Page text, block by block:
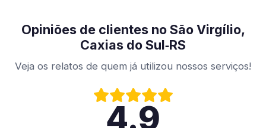
Opiniões de clientes no São Virgílio,
Caxias do Sul‑RS
Veja os relatos de quem já utilizou nossos serviços!
4.9